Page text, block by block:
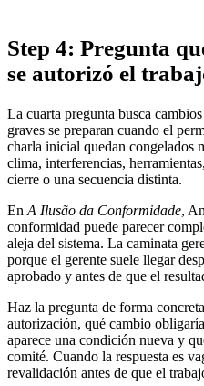
Step 4: Pregunta
se autorizó el
La cuarta pregunta busca
graves se preparan cuando el
charla inicial quedan congelados
clima, interferencias,
cierre o una secuencia distinta.
En A Ilusão da Conformidade,
conformidad puede parecer
aleja del sistema. La caminata
porque el gerente suele llegar
aprobado y antes de que el
Haz la pregunta de forma
autorización, qué cambio
aparece una condición nueva y
comité. Cuando la respuesta es
revalidación antes de que el